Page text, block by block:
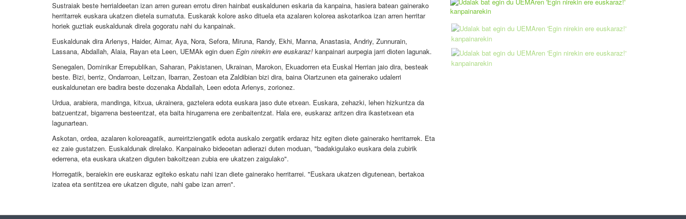
Sustraiak beste herrialdeetan izan arren gurean errotu diren hainbat euskaldunen eskaria da kanpaina, hasiera batean gainerako
herritarrek euskara ukatzen dietela sumatuta. Euskarak kolore asko dituela eta azalaren kolorea askotarikoa izan arren herritar
horiek guztiak euskaldunak direla gogoratu nahi du kanpainak.
Euskaldunak dira Arlenys, Haider, Aimar, Aya, Nora, Sefora, Miruna, Randy, Ekhi, Manna, Anastasia, Andriy, Zunnurain,
Lassana, Abdallah, Alaia, Rayan eta Leen, UEMAk egin duen Egin nirekin ere euskaraz! kanpainari aurpegia jarri dioten lagunak.
Senegalen, Dominikar Errepublikan, Saharan, Pakistanen, Ukrainan, Marokon, Ekuadorren eta Euskal Herrian jaio dira, besteak
beste. Bizi, berriz, Ondarroan, Leitzan, Ibarran, Zestoan eta Zaldibian bizi dira, baina Oiartzunen eta gainerako udalerri
euskaldunetan ere badira beste dozenaka Abdallah, Leen edota Arlenys, zorionez.
Urdua, arabiera, mandinga, kitxua, ukrainera, gaztelera edota euskara jaso dute etxean. Euskara, zehazki, lehen hizkuntza da
batzuentzat, bigarrena besteentzat, eta baita hirugarrena ere zenbaitentzat. Hala ere, euskaraz aritzen dira ikastetxean eta
lagunartean.
Askotan, ordea, azalaren koloreagatik, aurreiritziengatik edota auskalo zergatik erdaraz hitz egiten diete gainerako herritarrek. Eta
ez zaie gustatzen. Euskaldunak direlako. Kanpainako bideoetan adierazi duten moduan, "badakigulako euskara dela zubirik
ederrena, eta euskara ukatzen diguten bakoitzean zubia ere ukatzen zaigulako".
Horregatik, beraiekin ere euskaraz egiteko eskatu nahi izan diete gainerako herritarrei. "Euskara ukatzen digutenean, bertakoa
izatea eta sentitzea ere ukatzen digute, nahi gabe izan arren".